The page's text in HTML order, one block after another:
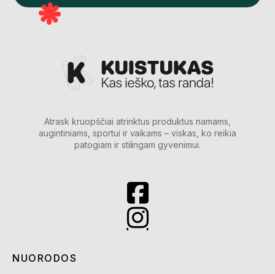
Atrask kruopščiai atrinktus produktus namams,
augintiniams, sportui ir vaikams – viskas, ko reikia
patogiam ir stilingam gyvenimui.
NUORODOS